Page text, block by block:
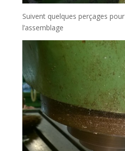
Suivent quelques perçages
l’assemblage